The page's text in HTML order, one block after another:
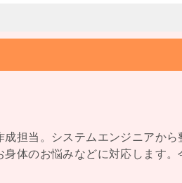
担当。システムエンジニアから
体のお悩みなどに対応します。